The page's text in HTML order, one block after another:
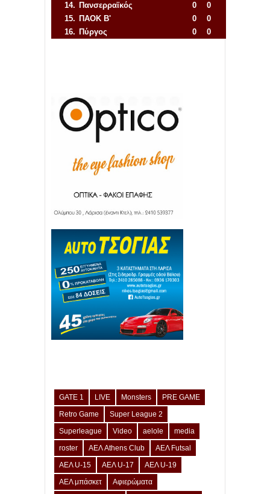
14. Πανσερραϊκός 0
0
15. ΠΑΟΚ Β' 0
0
16. Πύργος 0
0
GATE 1 LIVE Monsters
PRE GAME
Retro Game
Super League 2
Superleague
Video aelole
media
roster
ΑΕΛ Athens Club
ΑΕΛ Futsal
ΑΕΛ U-15
ΑΕΛ U-17
ΑΕΛ U-19
ΑΕΛ μπάσκετ
Αφιερώματα